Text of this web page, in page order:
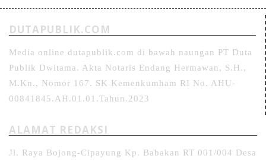
DUTAPUBLIK.COM
Media online dutapublik.com di bawah naungan PT Duta
Publik Dwitama. Akta Notaris Endang Hermawan, S.H.,
M.Kn., Nomor 167. SK Kemenkumham RI No. AHU-
00841845.AH.01.01.Tahun.2023
ALAMAT REDAKSI
Jl. Raya Bojong-Cipayung Kp. Babakan RT 001/004 Desa